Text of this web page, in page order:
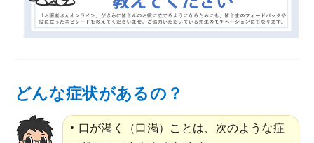
どんな症状があるの？
口が渇く（口渇）ことは、次のような症